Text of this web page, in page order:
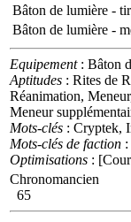
Bâton de lumière - tir
Bâton de lumière -
Equipement: Bâton
Aptitudes : Rites de
Réanimation,
Meneur
Mots-clés : Cryptek,
Mots-clés de faction
Optimisations :
Chronomancien
65